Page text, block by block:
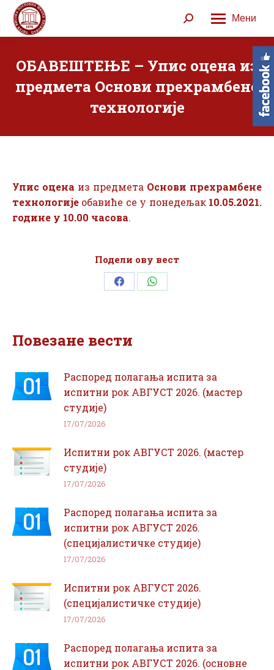
Мени
Search:
ОБАВЕШТЕЊЕ – Упис оцена из
предмета Основи прехрамбене
технологије
Упис оцена из предмета Основи прехрамбене
технологије обавиће се у понедељак 10.05.2021.
године у 10.00 часова.
Подели ову вест
Share Share
Повезане вести
Распоред полагања испита за
испитни рок АВГУСТ 2026. (мастер
студије)
17/07/2026
Испитни рок АВГУСТ 2026. (мастер
студије)
17/07/2026
Распоред полагања испита за
испитни рок АВГУСТ 2026.
(специјалистичке студије)
17/07/2026
Испитни рок АВГУСТ 2026.
(специјалистичке студије)
17/07/2026
Распоред полагања испита за
испитни рок АВГУСТ 2026. (основне